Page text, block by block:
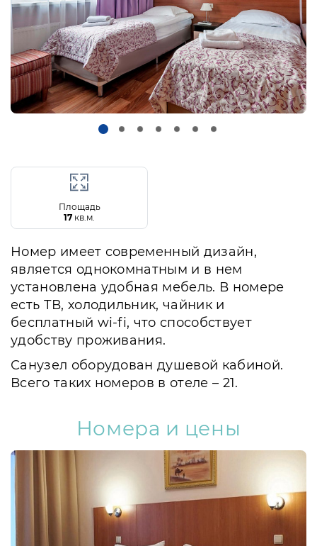
Площадь
17 кв.м.
Номер имеет современный дизайн,
является однокомнатным и в нем
установлена удобная мебель. В номере
есть ТВ, холодильник, чайник и
бесплатный wi-fi, что способствует
удобству проживания.
Санузел оборудован душевой кабиной.
Всего таких номеров в отеле – 21.
Номера и цены